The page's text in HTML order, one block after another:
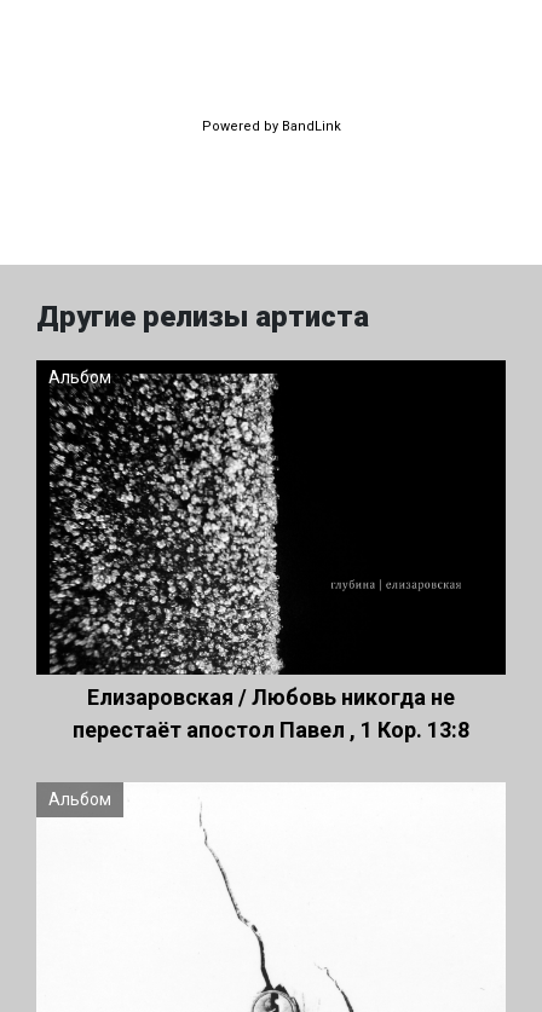
Powered by BandLink
Другие релизы артиста
Альбом
Елизаровская / Любовь никогда не
перестаёт апостол Павел , 1 Кор. 13:8
Альбом